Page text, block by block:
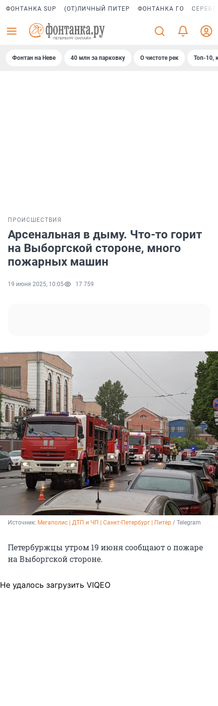
ФОНТАНКА SUP (ОТ)ЛИЧНЫЙ ПИТЕР ФОНТАНКА ГО
Фонтан на Неве 40 млн за парковку О чистоте рек Топ-10,
ПРОИСШЕСТВИЯ
Арсенальная в дыму. Что-то горит
на Выборгской стороне, много
пожарных машин
19 июня 2025, 10:05 17 759
Источник: Мегаполис | ДТП и ЧП | Санкт-Петербург | Питер / Теlegram
Петербуржцы утром 19 июня сообщают о пожаре
на Выборгской стороне.
Не удалось загрузить VIQEO